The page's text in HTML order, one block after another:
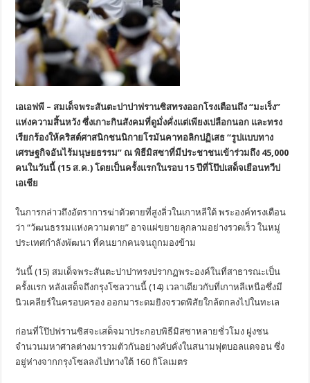
เอเอฟพี – สมเด็จพระสันตะปาปาฟรานซิสทรงออกโรงเตือนถึง “มะเร็ง”
แห่งความสิ้นหวัง ซึ่งเกาะกินสังคมที่ดูมั่งคั่งแต่เพียงเปลือกนอก และทรง
เรียกร้องให้คริสต์ศาสนิกชนนิกายโรมันคาทอลิกปฏิเสธ “รูปแบบทาง
เศรษฐกิจอันไร้มนุษยธรรม” ณ พิธีมิสซาที่มีประชาชนเข้าร่วมถึง 45,000
คนในวันนี้ (15 ส.ค.) โดยเป็นครั้งแรกในรอบ 15 ปีที่โป๊ปเสด็จเยือนทวีป
เอเชีย
ในการกล่าวถึงอัตราการฆ่าตัวตายที่สูงลิ่วในเกาหลีใต้ พระองค์ทรงเตือน
ว่า “วัฒนธรรมแห่งความตาย” อาจแผ่ขยายลุกลามอย่างรวดเร็ว ในหมู่
ประเทศกำลังพัฒนา ที่คนยากคนจนถูกมองข้าม
วันนี้ (15) สมเด็จพระสันตะปาปาทรงปรากฏพระองค์ในที่สาธารณะเป็น
ครั้งแรก หลังเสด็จถึงกรุงโซลวานนี้ (14) เวลาเดียวกับที่เกาหลีเหนือซึ่งมี
นิวเคลียร์ในครอบครอง ออกมาระดมยิงจรวดพิสัยใกล้ตกลงไปในทะเล
ก่อนที่โป๊ปฟรานซิสจะเสด็จมาประกอบพิธีมิสซาหลายชั่วโมง ฝูงชน
จำนวนมหาศาลต่างมารวมตัวกันอย่างคับคั่งในสนามฟุตบอลแดจอน ซึ่ง
อยู่ห่างจากกรุงโซลลงไปทางใต้ 160 กิโลเมตร